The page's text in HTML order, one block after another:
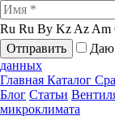
Ru Ru By Kz Az Am
Отправить
Даю
данных
Главная Каталог
Блог Статьи
микроклимата